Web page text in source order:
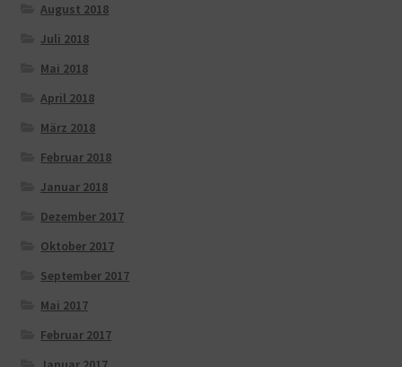
August 2018
Juli 2018
Mai 2018
April 2018
März 2018
Februar 2018
Januar 2018
Dezember 2017
Oktober 2017
September 2017
Mai 2017
Februar 2017